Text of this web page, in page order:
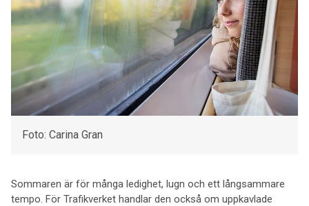
Foto: Carina Gran
Sommaren är för många ledighet, lugn och ett långsammare
tempo. För Trafikverket handlar den också om uppkavlade